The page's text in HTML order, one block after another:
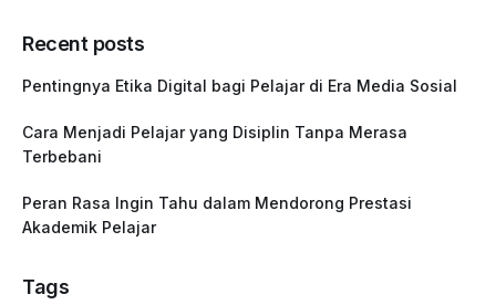
Recent posts
Pentingnya Etika Digital bagi Pelajar di Era Media Sosial
Cara Menjadi Pelajar yang Disiplin Tanpa Merasa
Terbebani
Peran Rasa Ingin Tahu dalam Mendorong Prestasi
Akademik Pelajar
Tags